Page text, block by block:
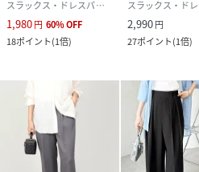
※商品画像は着用イメージです。
味が異なる場合がございます。
ので、予めご了承ください。
※着用、お取り扱いの際は、商品
テンションタグを必ずご確認くだ
スラックス・ドレスパンツ
1,980円 60%OFF
18ポイント(1倍)
2,990円
27ポイント(1倍)